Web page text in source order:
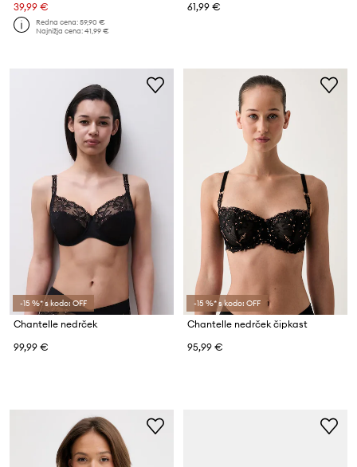
39,99 €
Redna cena:59,90 €
Najnižja cena:41,99 €
61,99 €
-15 %* s kodo: OFF
Chantelle nedrček
99,99 €
-15 %* s kodo: OFF
Chantelle nedrček čipkast
95,99 €